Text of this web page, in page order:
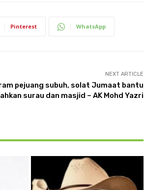
Pinterest WhatsApp
NEXT ARTICLE
pejuang subuh, solat Jumaat bantu
surau dan masjid – AK Mohd Yazri